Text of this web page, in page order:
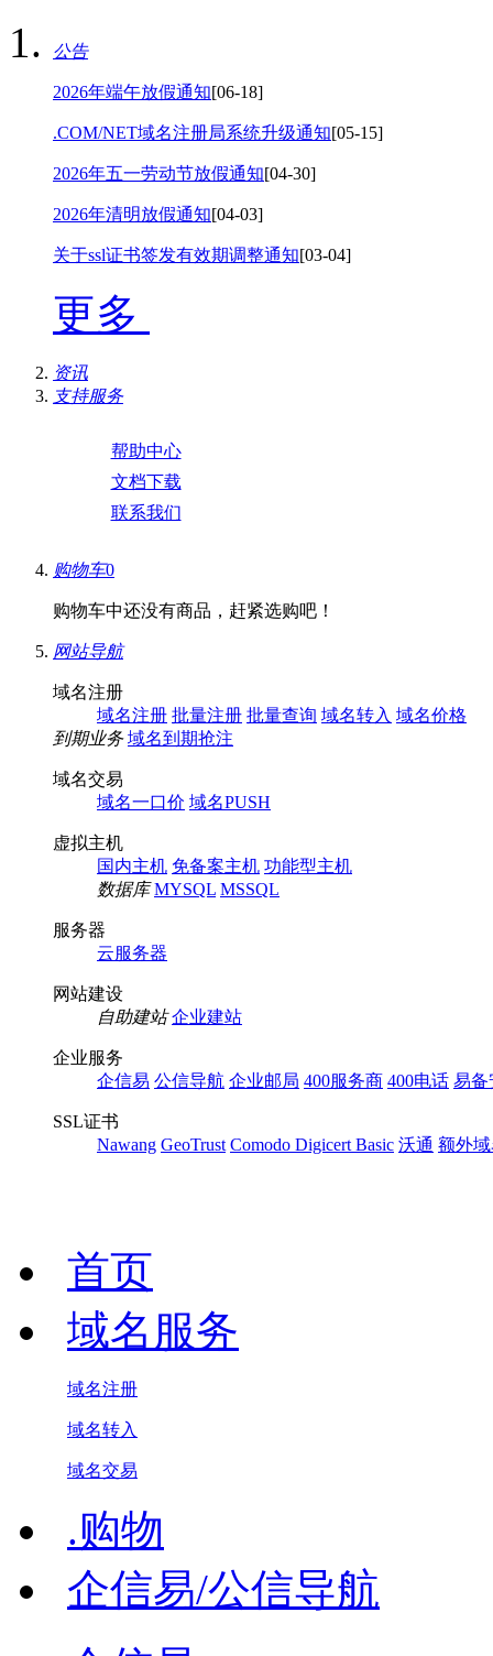
公告
2026年端午放假通知[06-18]
.COM/NET域名注册局系统升级通知[05-15]
2026年五一劳动节放假通知[04-30]
2026年清明放假通知[04-03]
关于ssl证书签发有效期调整通知[03-04]
更多
资讯
支持服务
帮助中心
文档下载
联系我们
购物车0
购物车中还没有商品，赶紧选购吧！
网站导航
域名注册
域名注册 批量注册 批量查询 域名转入 域名价格
到期业务 域名到期抢注
域名交易
域名一口价 域名PUSH
虚拟主机
国内主机 免备案主机 功能型主机
数据库 MYSQL MSSQL
服务器
云服务器
网站建设
自助建站 企业建站
企业服务
企信易 公信导航 企业邮局 400服务商 400电话 易备
SSL证书
Nawang GeoTrust Comodo Digicert Basic 沃通 额外
首页
域名服务
域名注册
域名转入
域名交易
.购物
企信易/公信导航